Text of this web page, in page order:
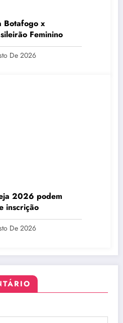
Botafogo x
Feminino
De 2026
2026 podem
inscrição
De 2026